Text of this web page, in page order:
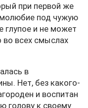
при первой же
под чужую
глупое и не может
во всех смыслах
в
Нет, без какого-
и воспитан
голову к своему